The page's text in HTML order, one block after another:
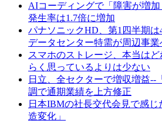
AIコーディングで「障害が増
発生率は1.7倍に増加
パナソニックHD、第1四半期は
データセンター特需が周辺事業
スマホのストレージ、本当は
らく思っているよりは少ない
日立、全セクターで増収増益--
調で通期業績を上方修正
日本IBMの社長交代会見で感
造変化」